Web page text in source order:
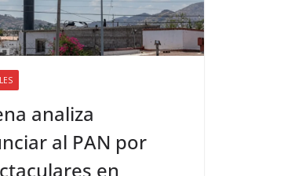
analiza
al PAN por
en